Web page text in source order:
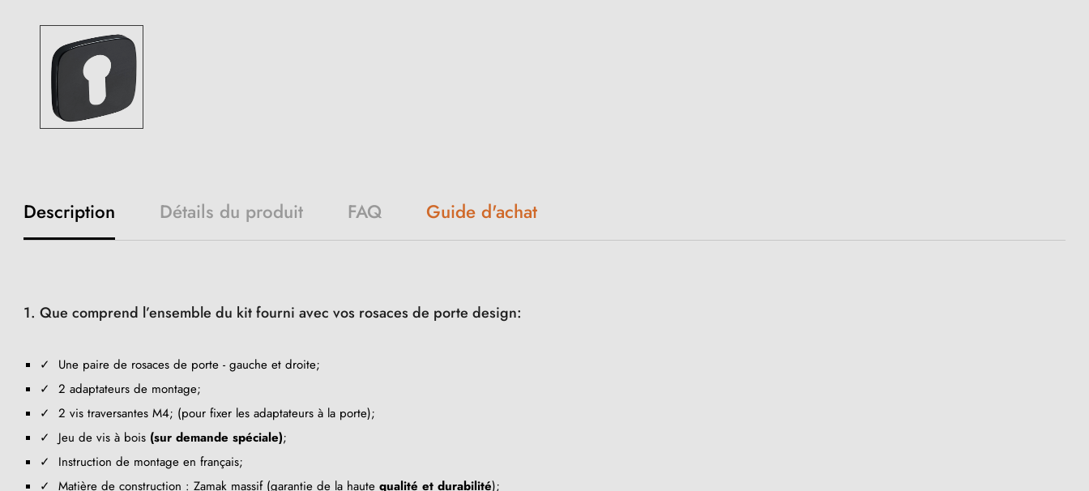
Description Détails du produit FAQ Guide d'achat
1. Que comprend l’ensemble du kit fourni avec vos rosaces de porte design:
✓ Une paire de rosaces de porte - gauche et droite;
✓ 2 adaptateurs de montage;
✓ 2 vis traversantes M4; (pour fixer les adaptateurs à la porte);
✓ Jeu de vis à bois (sur demande spéciale);
✓ Instruction de montage en français;
✓ Matière de construction : Zamak massif (garantie de la haute qualité et durabilité);